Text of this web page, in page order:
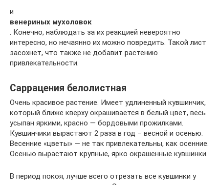
и
венериных мухоловок
. Конечно, наблюдать за их реакцией невероятно
интересно, но нечаянно их можно повредить. Такой лист
засохнет, что также не добавит растению
привлекательности.
Саррацения белолистная
Очень красивое растение. Имеет удлиненный кувшинчик,
который ближе кверху окрашивается в белый цвет, весь
усыпан яркими, красно — бордовыми прожилками.
Кувшинчики вырастают 2 раза в год – весной и осенью.
Весенние «цветы» — не так привлекательны, как осенние.
Осенью вырастают крупные, ярко окрашенные кувшинки.
В период покоя, лучше всего отрезать все кувшинки у